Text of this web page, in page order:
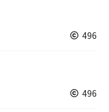
496
496